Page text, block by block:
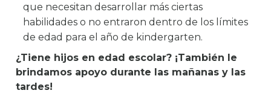
que necesitan desarrollar más ciertas
habilidades o no entraron dentro de los límites
de edad para el año de kindergarten.
¿Tiene hijos en edad escolar? ¡También le
brindamos apoyo durante las mañanas y las
tardes!